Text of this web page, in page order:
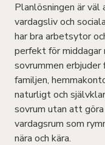
Planlösningen är
vardagsliv och
har bra arbetsytor
perfekt för middagar
sovrummen
familjen,
naturligt och
sovrum utan att
vardagsrum som
nära och kära.